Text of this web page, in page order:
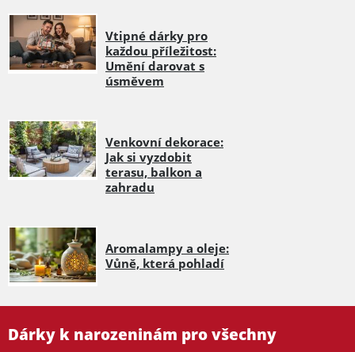
Vtipné dárky pro
každou příležitost:
Umění darovat s
úsměvem
Venkovní dekorace:
Jak si vyzdobit
terasu, balkon a
zahradu
Aromalampy a oleje:
Vůně, která pohladí
Dárky k narozeninám pro všechny